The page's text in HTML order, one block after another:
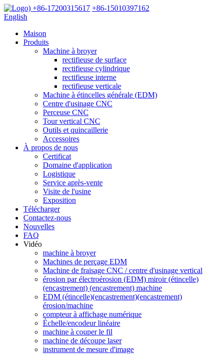
+86-17200315617 +86-15010397162
English
Maison
Produits
Machine à broyer
rectifieuse de surface
rectifieuse cylindrique
rectifieuse interne
rectifieuse verticale
Machine à étincelles générale (EDM)
Centre d'usinage CNC
Perceuse CNC
Tour vertical CNC
Outils et quincaillerie
Accessoires
À propos de nous
Certificat
Domaine d'application
Logistique
Service après-vente
Visite de l'usine
Exposition
Télécharger
Contactez-nous
Nouvelles
FAQ
Vidéo
machine à broyer
Machines de perçage EDM
Machine de fraisage CNC / centre d'usinage vertical
érosion par électroérosion (EDM) miroir (étincelle)
(encastrement) (encastrement) machine
EDM (étincelle)(encastrement)(encastrement)
érosion/machine
compteur à affichage numérique
Échelle/encodeur linéaire
machine à couper le fil
machine de découpe laser
instrument de mesure d'image